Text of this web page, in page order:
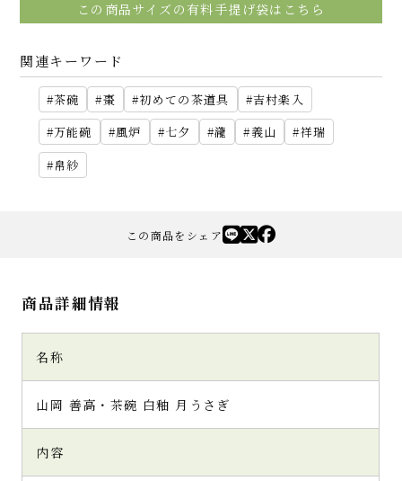
この商品サイズの有料手提げ袋はこちら
関連キーワード
茶碗 棗 初めての茶道具
吉村楽入
万能碗
風炉 七夕 瀧 義山
祥瑞
帛紗
この商品をシェア
商品詳細情報
名称
山岡 善高・茶碗 白釉 月うさぎ
内容